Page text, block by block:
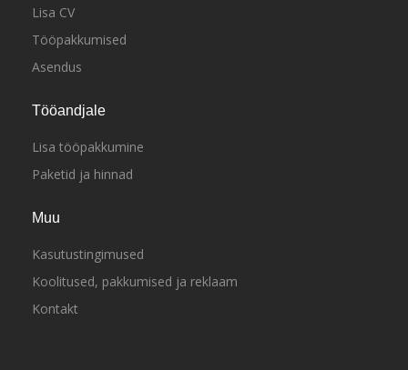
Lisa CV
Tööpakkumised
Asendus
Tööandjale
Lisa tööpakkumine
Paketid ja hinnad
Muu
Kasutustingimused
Koolitused, pakkumised ja reklaam
Kontakt